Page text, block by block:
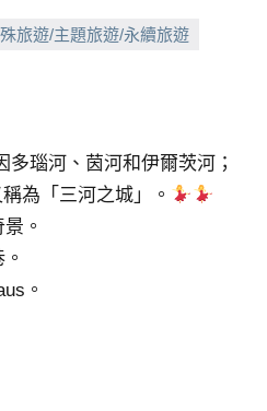
旅遊/主題旅遊/永續旅遊
多瑙河、茵河和伊爾茨河；
為「三河之城」。
。
。